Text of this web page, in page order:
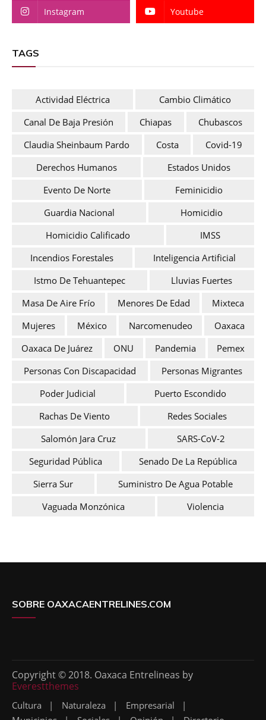
Instagram Youtube
TAGS
Actividad Eléctrica
Cambio Climático
Canal De Baja Presión
Chiapas
Chubascos
Claudia Sheinbaum Pardo
Costa
Covid-19
Derechos Humanos
Estados Unidos
Evento De Norte
Feminicidio
Guardia Nacional
Homicidio
Homicidio Calificado
IMSS
Incendios Forestales
Inteligencia Artificial
Istmo De Tehuantepec
Lluvias Fuertes
Masa De Aire Frío
Menores De Edad
Mixteca
Mujeres
México Narcomenudeo
Oaxaca
Oaxaca De Juárez
ONU Pandemia
Pemex
Personas Con Discapacidad
Personas Migrantes
Poder Judicial
Puerto Escondido
Rachas De Viento
Redes Sociales
Salomón Jara Cruz
SARS-CoV-2
Seguridad Pública
Senado De La República
Sierra Sur
Suministro De Agua Potable
Vaguada Monzónica
Violencia
SOBRE OAXACAENTRELINES.COM
Copyright © 2018. Oaxaca Entrelineas by
Everestthemes
Cultura Naturaleza
Empresarial